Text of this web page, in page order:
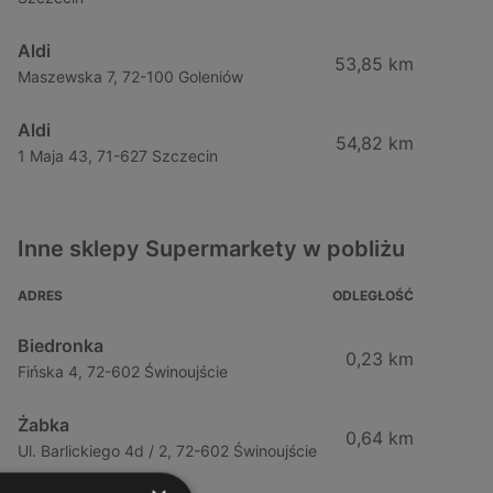
Aldi
Maszewska 7, 72-100 Goleniów
53,85 km
Aldi
1 Maja 43, 71-627 Szczecin
54,82 km
Inne sklepy Supermarkety w pobliżu
ADRES ODLEGŁOŚĆ
Biedronka
Fińska 4, 72-602 Świnoujście
0,23 km
Żabka
Ul. Barlickiego 4d / 2, 72-602 Świnoujście
0,64 km